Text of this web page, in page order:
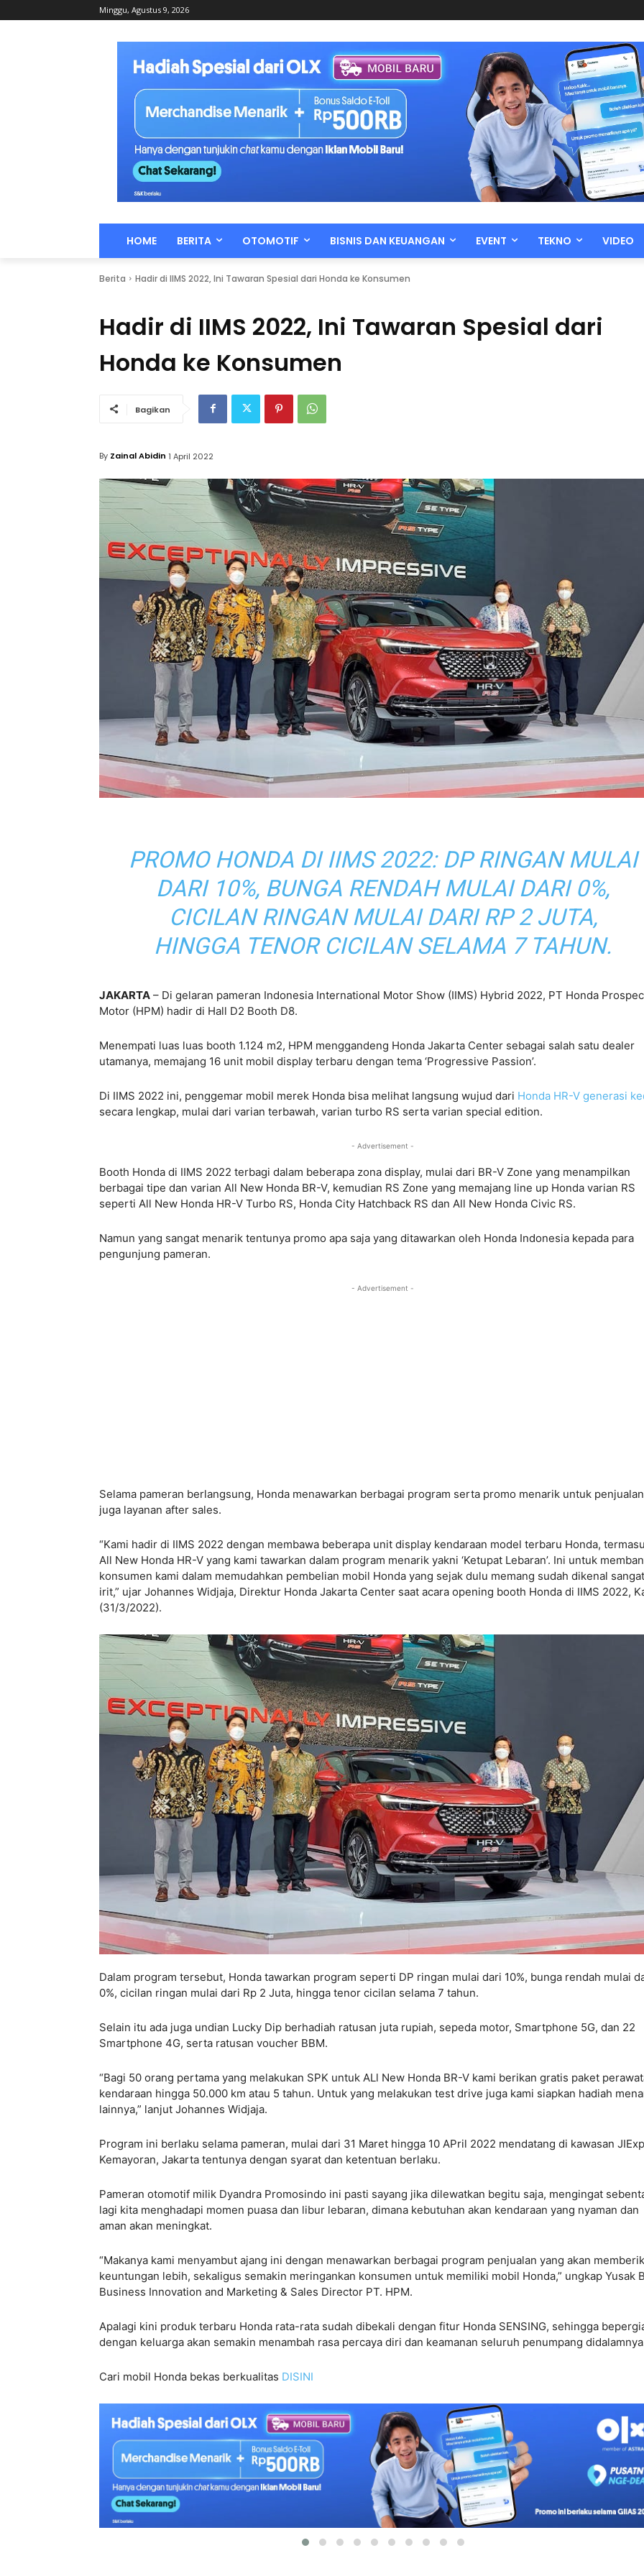
Minggu, Agustus 9, 2026
HOME BERITA OTOMOTIF BISNIS DAN KEUANGAN EVENT TEKNO VIDEO
Berita Hadir di IIMS 2022, Ini Tawaran Spesial dari Honda ke Konsumen
Hadir di IIMS 2022, Ini Tawaran Spesial dari
Honda ke Konsumen
Bagikan
By Zainal Abidin 1 April 2022
PROMO HONDA DI IIMS 2022: DP RINGAN MULAI
DARI 10%, BUNGA RENDAH MULAI DARI 0%,
CICILAN RINGAN MULAI DARI RP 2 JUTA,
HINGGA TENOR CICILAN SELAMA 7 TAHUN.
JAKARTA – Di gelaran pameran Indonesia International Motor Show (IIMS) Hybrid 2022, PT Honda
Motor (HPM) hadir di Hall D2 Booth D8.
Menempati luas luas booth 1.124 m2, HPM menggandeng Honda Jakarta Center sebagai salah satu dealer
utamanya, memajang 16 unit mobil display terbaru dengan tema ‘Progressive Passion’.
Di IIMS 2022 ini, penggemar mobil merek Honda bisa melihat langsung wujud dari Honda HR-V generasi
secara lengkap, mulai dari varian terbawah, varian turbo RS serta varian special edition.
- Advertisement -
Booth Honda di IIMS 2022 terbagi dalam beberapa zona display, mulai dari BR-V Zone yang menampilkan
berbagai tipe dan varian All New Honda BR-V, kemudian RS Zone yang memajang line up Honda varian RS
seperti All New Honda HR-V Turbo RS, Honda City Hatchback RS dan All New Honda Civic RS.
Namun yang sangat menarik tentunya promo apa saja yang ditawarkan oleh Honda Indonesia kepada para
pengunjung pameran.
- Advertisement -
Selama pameran berlangsung, Honda menawarkan berbagai program serta promo menarik untuk
juga layanan after sales.
“Kami hadir di IIMS 2022 dengan membawa beberapa unit display kendaraan model terbaru Honda,
All New Honda HR-V yang kami tawarkan dalam program menarik yakni ‘Ketupat Lebaran’. Ini untuk
konsumen kami dalam memudahkan pembelian mobil Honda yang sejak dulu memang sudah dikenal sangat
irit,” ujar Johannes Widjaja, Direktur Honda Jakarta Center saat acara opening booth Honda di IIMS 2022,
(31/3/2022).
Dalam program tersebut, Honda tawarkan program seperti DP ringan mulai dari 10%, bunga rendah mulai
0%, cicilan ringan mulai dari Rp 2 Juta, hingga tenor cicilan selama 7 tahun.
Selain itu ada juga undian Lucky Dip berhadiah ratusan juta rupiah, sepeda motor, Smartphone 5G, dan 22
Smartphone 4G, serta ratusan voucher BBM.
“Bagi 50 orang pertama yang melakukan SPK untuk ALl New Honda BR-V kami berikan gratis paket
kendaraan hingga 50.000 km atau 5 tahun. Untuk yang melakukan test drive juga kami siapkan hadiah
lainnya,” lanjut Johannes Widjaja.
Program ini berlaku selama pameran, mulai dari 31 Maret hingga 10 APril 2022 mendatang di kawasan
Kemayoran, Jakarta tentunya dengan syarat dan ketentuan berlaku.
Pameran otomotif milik Dyandra Promosindo ini pasti sayang jika dilewatkan begitu saja, mengingat
lagi kita menghadapi momen puasa dan libur lebaran, dimana kebutuhan akan kendaraan yang nyaman dan
aman akan meningkat.
“Makanya kami menyambut ajang ini dengan menawarkan berbagai program penjualan yang akan
keuntungan lebih, sekaligus semakin meringankan konsumen untuk memiliki mobil Honda,” ungkap Yusak
Business Innovation and Marketing & Sales Director PT. HPM.
Apalagi kini produk terbaru Honda rata-rata sudah dibekali dengan fitur Honda SENSING, sehingga
dengan keluarga akan semakin menambah rasa percaya diri dan keamanan seluruh penumpang
Cari mobil Honda bekas berkualitas DISINI